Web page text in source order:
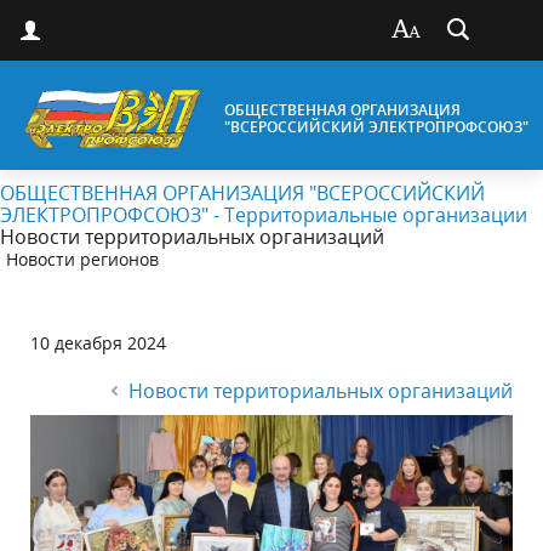
ОБЩЕСТВЕННАЯ ОРГАНИЗАЦИЯ
"ВСЕРОССИЙСКИЙ ЭЛЕКТРОПРОФСОЮЗ"
ОБЩЕСТВЕННАЯ ОРГАНИЗАЦИЯ "ВСЕРОССИЙСКИЙ
ЭЛЕКТРОПРОФСОЮЗ" - Территориальные организации
Новости территориальных организаций
Новости регионов
10 декабря 2024
Новости территориальных организаций